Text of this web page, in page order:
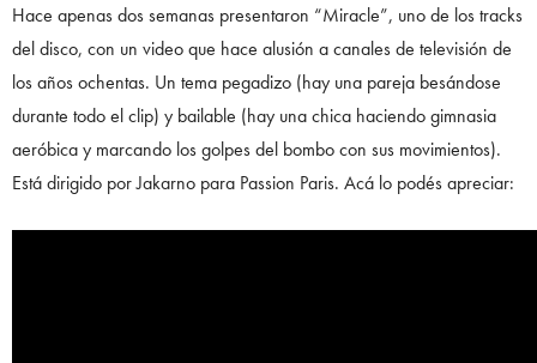
Hace apenas dos semanas presentaron “Miracle”, uno de los tracks
del disco, con un video que hace alusión a canales de televisión de
los años ochentas. Un tema pegadizo (hay una pareja besándose
durante todo el clip) y bailable (hay una chica haciendo gimnasia
aeróbica y marcando los golpes del bombo con sus movimientos).
Está dirigido por Jakarno para Passion Paris. Acá lo podés apreciar: